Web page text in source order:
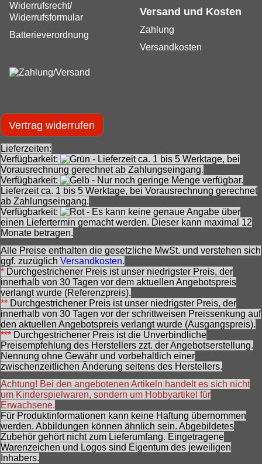
Widerrufsrecht/
Widerrufsformular
Batterieverordnung
Versand und Kosten
Zahlung
Versandkosten
Vertrag widerrufen
Lieferzeiten:
Verfügbarkeit:
- Lieferzeit ca. 1 bis 5 Werktage, bei
Vorausrechnung gerechnet ab Zahlungseingang.
Verfügbarkeit:
- Nur noch geringe Menge verfügbar.
Lieferzeit ca. 1 bis 5 Werktage, bei Vorausrechnung gerechnet
ab Zahlungseingang.
Verfügbarkeit:
- Es kann keine genaue Angabe über
einen Liefertermin gemacht werden. Dieser kann maximal 12
Monate betragen.
Alle Preise enthalten die gesetzliche MwSt. und verstehen sich
ggf. zuzüglich Versandkosten.
* Durchgestrichener Preis ist unser niedrigster Preis, der
innerhalb von 30 Tagen vor dem aktuellen Angebotspreis
verlangt wurde (Referenzpreis).
** Durchgestrichener Preis ist unser niedrigster Preis, der
innerhalb von 30 Tagen vor der schrittweisen Preissenkung auf
den aktuellen Angebotspreis verlangt wurde (Ausgangspreis).
*** Durchgestrichener Preis ist die Unverbindliche
Preisempfehlung des Herstellers zzt. der Angebotserstellung.
Nennung ohne Gewähr und vorbehaltlich einer
zwischenzeitlichen Änderung seitens des Herstellers.
Achtung! Bei den angebotenen Artikeln handelt es sich nicht
um Kinderspielwaren, sondern um Hobbyartikel für
Erwachsene.
Für Produktinformationen kann keine Haftung übernommen
werden. Abbildungen können ähnlich sein. Abgebildetes
Zubehör gehört nicht zum Lieferumfang. Eingetragene
Warenzeichen und Logos sind Eigentum des jeweiligen
Inhabers.